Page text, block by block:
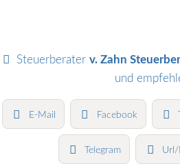
Steuerberaterv. Zahn
und
E-Mail Facebook
Telegram Url/